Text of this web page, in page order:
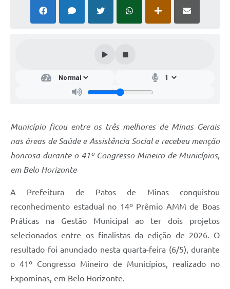
Município ficou entre os três melhores de Minas Gerais
nas áreas de Saúde e Assistência Social e recebeu menção
honrosa durante o 41º Congresso Mineiro de Municípios,
em Belo Horizonte
A Prefeitura de Patos de Minas conquistou
reconhecimento estadual no 14º Prêmio AMM de Boas
Práticas na Gestão Municipal ao ter dois projetos
selecionados entre os finalistas da edição de 2026. O
resultado foi anunciado nesta quarta-feira (6/5), durante
o 41º Congresso Mineiro de Municípios, realizado no
Expominas, em Belo Horizonte.